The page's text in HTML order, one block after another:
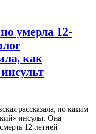
умерла 12-
как
рассказала, по каким
инсульт. Она
12-летней